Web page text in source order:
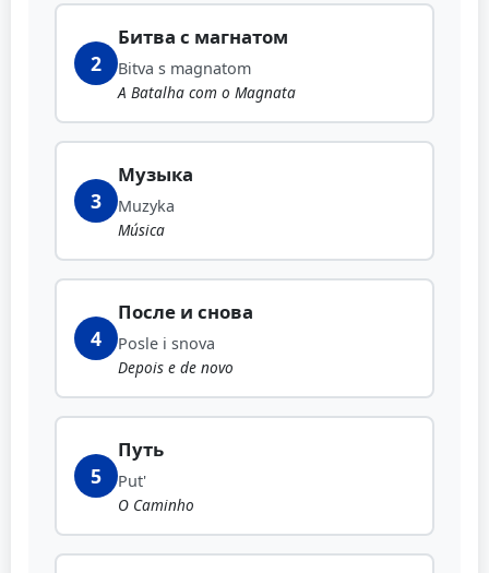
2
Битва с магнатом
Bitva s magnatom
A Batalha com o Magnata
3
Музыка
Muzyka
Música
4
После и снова
Posle i snova
Depois e de novo
5
Путь
Put'
O Caminho